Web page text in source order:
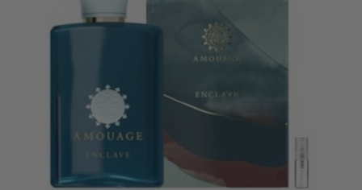
VERSANDKOSTEN
Amouage
Lyric For
Men - Eau
de Parfum
-
- 2 ml
VERSANDKOSTEN
Parfums
de Marly
Eau de
Parfum -
Duftprobe
- 2 ml
11,95 €
VERSANDKOSTEN
Reflection
Duftprobe
28,95 €
VERSANDKOSTEN
Kurkdjian
724 - Eau
14,95 €